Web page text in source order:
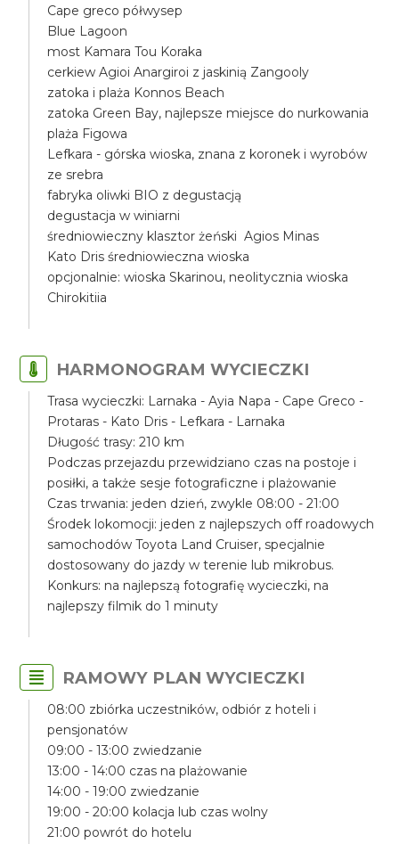
Cape greco półwysep
Blue Lagoon
most Kamara Tou Koraka
cerkiew Agioi Anargiroi z jaskinią Zangooly
zatoka i plaża Konnos Beach
zatoka Green Bay, najlepsze miejsce do nurkowania
plaża Figowa
Lefkara - górska wioska, znana z koronek i wyrobów
ze srebra
fabryka oliwki BIO z degustacją
degustacja w winiarni
średniowieczny klasztor żeński Agios Minas
Kato Dris średniowieczna wioska
opcjonalnie: wioska Skarinou, neolitycznia wioska
Chirokitiia
HARMONOGRAM WYCIECZKI
Trasa wycieczki: Larnaka - Ayia Napa - Cape Greco -
Protaras - Kato Dris - Lefkara - Larnaka
Długość trasy: 210 km
Podczas przejazdu przewidziano czas na postoje i
posiłki, a także sesje fotograficzne i plażowanie
Czas trwania: jeden dzień, zwykle 08:00 - 21:00
Środek lokomocji: jeden z najlepszych off roadowych
samochodów Toyota Land Cruiser, specjalnie
dostosowany do jazdy w terenie lub mikrobus.
Konkurs: na najlepszą fotografię wycieczki, na
najlepszy filmik do 1 minuty
RAMOWY PLAN WYCIECZKI
08:00 zbiórka uczestników, odbiór z hoteli i
pensjonatów
09:00 - 13:00 zwiedzanie
13:00 - 14:00 czas na plażowanie
14:00 - 19:00 zwiedzanie
19:00 - 20:00 kolacja lub czas wolny
21:00 powrót do hotelu